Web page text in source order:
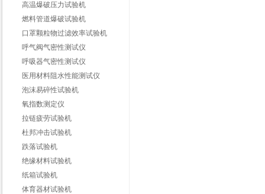
高温爆破压力试验机
燃料管道爆破试验机
口罩颗粒物过滤效率试验机
呼气阀气密性测试仪
呼吸器气密性测试仪
医用材料阻水性能测试仪
泡沫易碎性试验机
氧指数测定仪
拉链疲劳试验机
杜邦冲击试验机
跌落试验机
绝缘材料试验机
纸箱试验机
体育器材试验机